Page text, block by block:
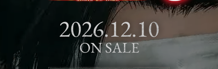
CHARACTERS
MOVIES
2026.12.10
ON SALE